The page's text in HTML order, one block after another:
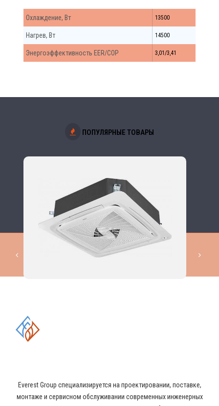
Охлаждение, Вт 13500
Нагрев, Вт 14500
Энергоэффективность EER/COP 3,01/3,41
ПОПУЛЯРНЫЕ ТОВАРЫ
Everest Group специализируется на проектировании, поставке,
монтаже и сервисном обслуживании современных инженерных